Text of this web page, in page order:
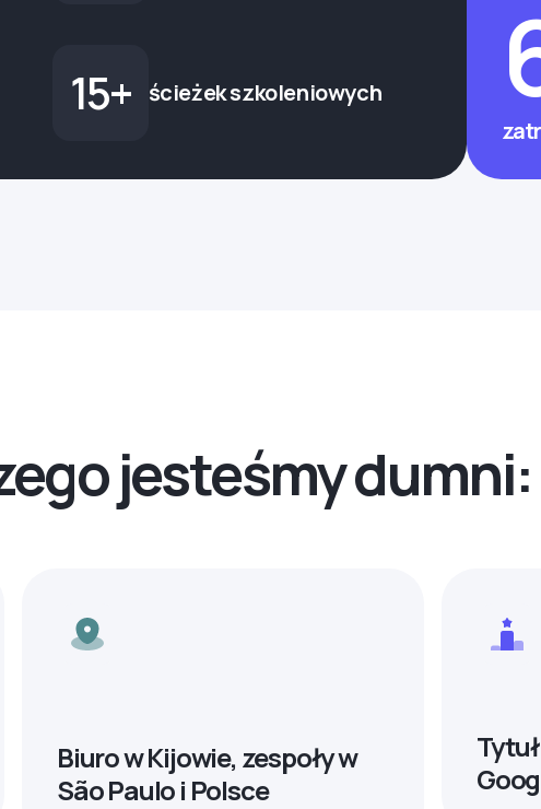
15+ ścieżek szkoleniowych
jesteśmy dumni:
Biuro w Kijowie, zespoły w
São Paulo i Polsce